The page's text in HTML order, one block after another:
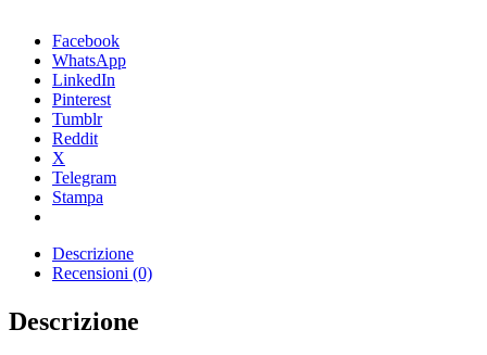
Facebook
WhatsApp
LinkedIn
Pinterest
Tumblr
Reddit
X
Telegram
Stampa
Descrizione
Recensioni (0)
Descrizione